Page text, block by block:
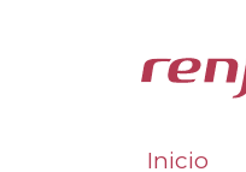
Inicio